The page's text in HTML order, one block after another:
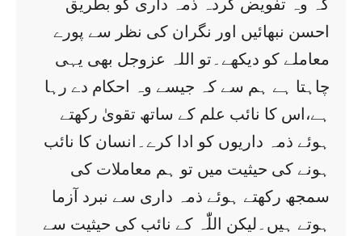
احسن نبھائیں اور نگران کی نظر سے پورے
معاملے کو دیکھے۔تو اللہ عزوجل بھی یہی
چاہتا ہے ہم سے کہ جیسے وہ احکام دے رہا
ہے،اس کا نائب علم کے ساتھ تقویٰ رکھتے
ہوئے ذمہ داریوں کو ادا کرے۔انسان کا نائب
ہونے کی حیثیت میں تو ہم معاملات کی
سمجھ رکھتے ہوئے ذمہ داری سے نبرد آزما
ہوتے ہیں۔لیکن اللّٰہ کے نائب کی حیثیت سے